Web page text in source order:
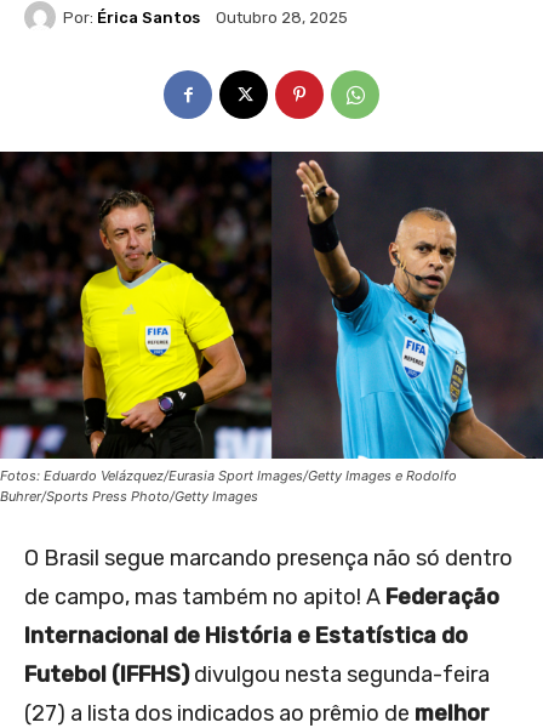
Por: Érica Santos Outubro 28, 2025
Fotos: Eduardo Velázquez/Eurasia Sport Images/Getty Images e Rodolfo
Buhrer/Sports Press Photo/Getty Images
O Brasil segue marcando presença não só dentro
de campo, mas também no apito! A Federação
Internacional de História e Estatística do
Futebol (IFFHS)divulgou nesta segunda-feira
(27) a lista dos indicados ao prêmio de melhor